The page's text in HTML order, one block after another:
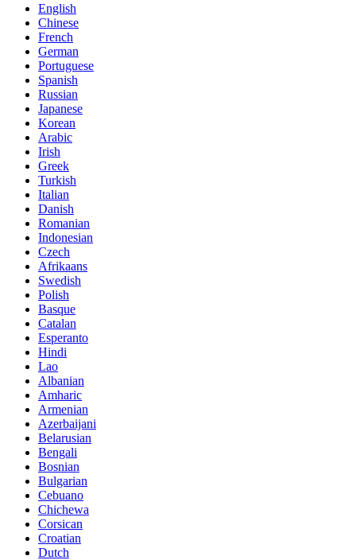
English
Chinese
French
German
Portuguese
Spanish
Russian
Japanese
Korean
Arabic
Irish
Greek
Turkish
Italian
Danish
Romanian
Indonesian
Czech
Afrikaans
Swedish
Polish
Basque
Catalan
Esperanto
Hindi
Lao
Albanian
Amharic
Armenian
Azerbaijani
Belarusian
Bengali
Bosnian
Bulgarian
Cebuano
Chichewa
Corsican
Croatian
Dutch